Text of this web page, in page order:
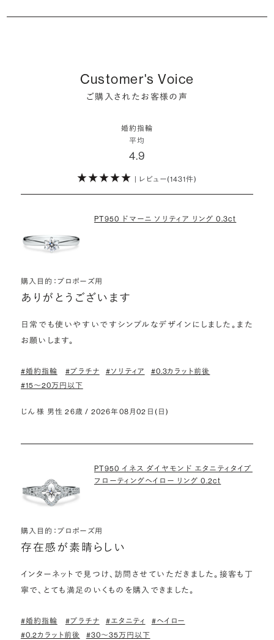
ダイヤモンド供給元のデータと直接繋がる独自の検索画面で、品質を
機関が発行した鑑定書が付き、品質が保証されます。
・メレダイヤモンドまでブライダル品質
婚約指輪にさらなる華やかさを添える小ぶりなダイヤモンドも、一般的
わたしたちのダイヤモンドについて
詳しくはこちら
検討していただければと思います。
※データ出典：結婚マーケット調査2025
しかし、サプライズで贈り贈られるのも、やはり素敵な経験。ブリリアン
ぜひお二人らしいスタイルを見つけてみてください。
Customer's Voice
ご購入されたお客様の声
婚約指輪
平均
4.9
| レビュー(1431件)
PT950 ドマーニ ソリティア リング 0.3ct
購入目的：プロポーズ用
ありがとうございます
日常でも使いやすいですシンプルなデザインにしました。また
お願いします。
#婚約指輪 #プラチナ #ソリティア
#0.3カラット前後
#15〜20万円以下
じん 様 男性 26歳 / 2026年08月02日(日)
PT950 イネス ダイヤモンド エタニティタイプ
フローティングヘイロー リング 0.2ct
購入目的：プロポーズ用
存在感が素晴らしい
インターネットで見つけ、訪問させていただきました。接客も丁
寧で、とても満足のいくものを購入できました。
#婚約指輪 #プラチナ #エタニティ
#ヘイロー
#0.2カラット前後
#30〜35万円以下